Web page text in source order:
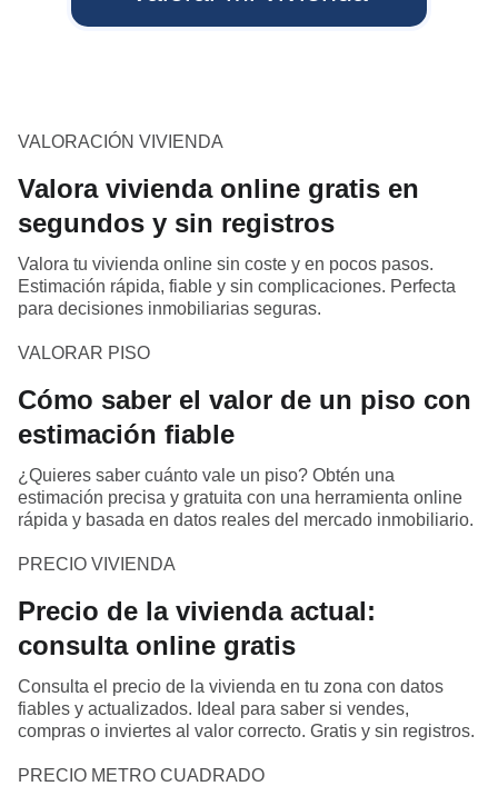
VALORACIÓN VIVIENDA
Valora vivienda online gratis en
segundos y sin registros
Valora tu vivienda online sin coste y en pocos pasos.
Estimación rápida, fiable y sin complicaciones. Perfecta
para decisiones inmobiliarias seguras.
VALORAR PISO
Cómo saber el valor de un piso con
estimación fiable
¿Quieres saber cuánto vale un piso? Obtén una
estimación precisa y gratuita con una herramienta online
rápida y basada en datos reales del mercado inmobiliario.
PRECIO VIVIENDA
Precio de la vivienda actual:
consulta online gratis
Consulta el precio de la vivienda en tu zona con datos
fiables y actualizados. Ideal para saber si vendes,
compras o inviertes al valor correcto. Gratis y sin registros.
PRECIO METRO CUADRADO